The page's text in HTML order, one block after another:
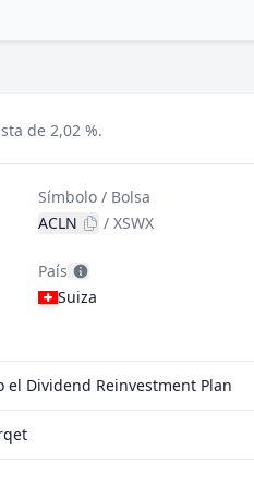
de 2,02 %.
Símbolo / Bolsa
ACLN
/XSWX
País
Suiza
el Dividend Reinvestment Plan